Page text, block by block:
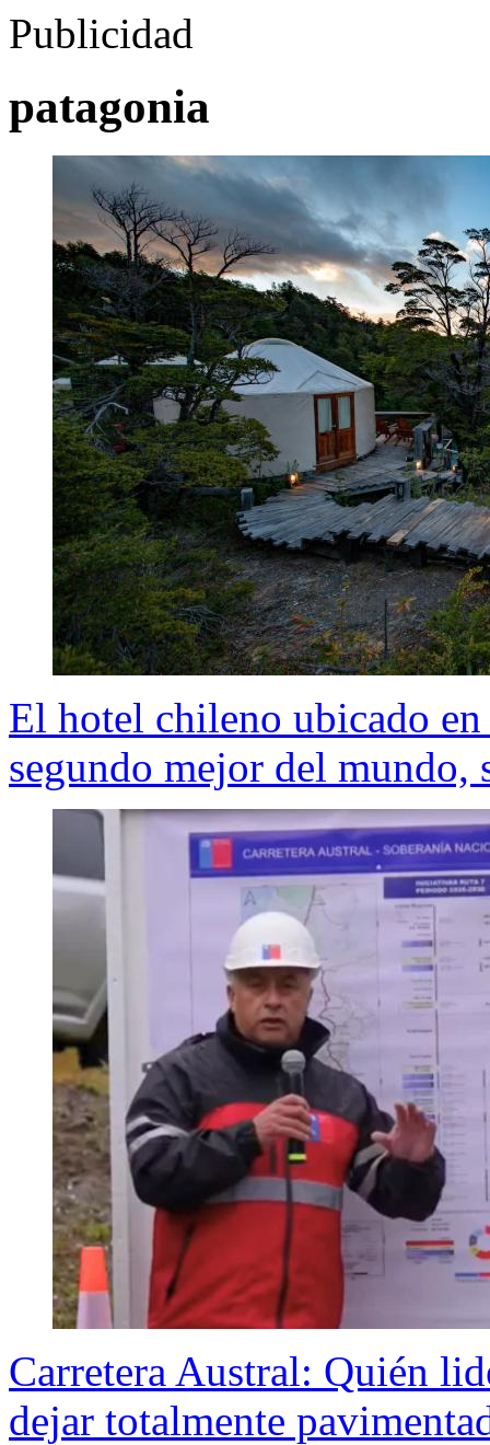
Publicidad
patagonia
El hotel chileno ubicado
segundo mejor del
Carretera Austral: Quién
dejar totalmente